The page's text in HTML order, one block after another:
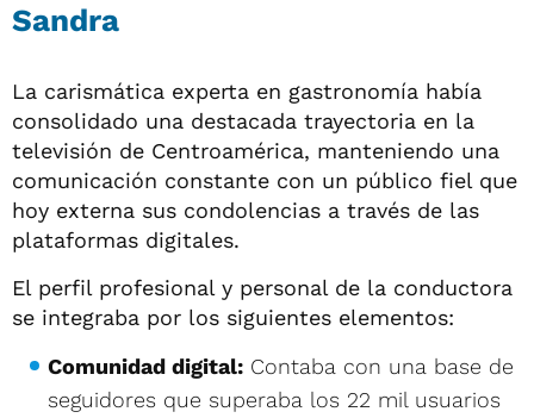
Sandra
La carismática experta en gastronomía había
consolidado una destacada trayectoria en la
televisión de Centroamérica, manteniendo una
comunicación constante con un público fiel que
hoy externa sus condolencias a través de las
plataformas digitales.
El perfil profesional y personal de la conductora
se integraba por los siguientes elementos:
Comunidad digital: Contaba con una base de
seguidores que superaba los 22 mil usuarios